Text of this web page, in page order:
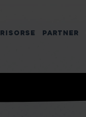
RISORSE PARTNER